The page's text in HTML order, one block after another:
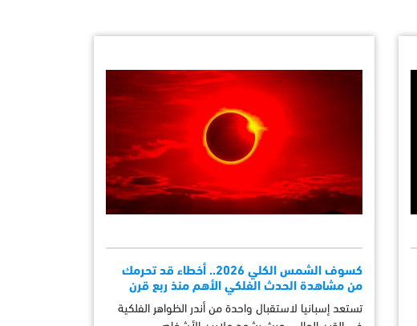
كسوف الشمس الكلي 2026.. أخطاء قد تحرمك
من مشاهدة الحدث الفلكي الأهم منذ ربع قرن
تستعد إسبانيا لاستقبال واحدة من أندر الظواهر الفلكية